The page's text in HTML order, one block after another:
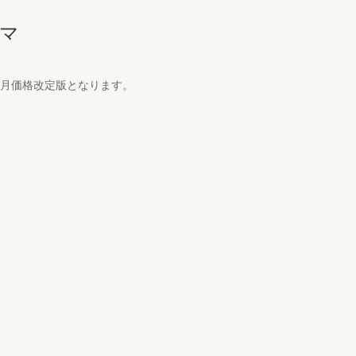
価格改定版となります。